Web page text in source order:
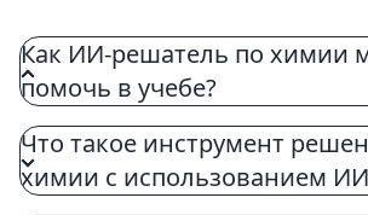
Как ИИ-решатель по химии
помочь в учебе?
Искусственный интеллект для
химических задач улучшает
в области химии, предоставляя
Что такое инструмент
химии с использованием